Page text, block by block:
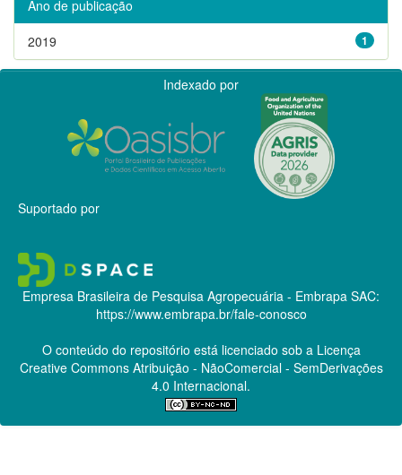
Ano de publicação
1
2019
Indexado por
Suportado por
Empresa Brasileira de Pesquisa Agropecuária - Embrapa SAC:
https://www.embrapa.br/fale-conosco
O conteúdo do repositório está licenciado sob a Licença
Creative CommonsAtribuição - NãoComercial - SemDerivações
4.0 Internacional.